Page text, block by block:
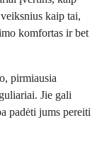
kaip tai,
komfortas ir bet
pirmiausia
Jie gali
padėti jums pereiti